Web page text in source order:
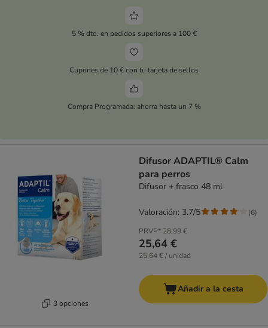
5 % dto. en pedidos superiores a 100 €
Cupones de 10 € con tu tarjeta de sellos
Compra Programada: ahorra hasta un 7 %
3 opciones
Difusor ADAPTIL® Calm
para perros
Difusor + frasco 48 ml
PRVP* 28,99 €
25,64 €
25,64 € / unidad
Valoración: 3.7/5 (6)
Añadir a la cesta